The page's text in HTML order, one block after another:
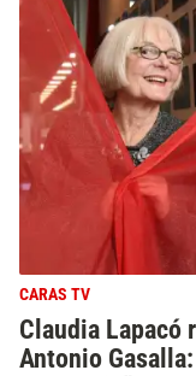
CARAS TV
Claudia Lapacó
Antonio